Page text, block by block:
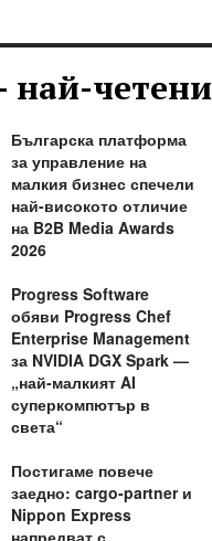
най-четени
Българска платформа
за управление на
малкия бизнес спечели
най-високото отличие
на B2B Media Awards
2026
Progress Software
обяви Progress Chef
Enterprise Management
за NVIDIA DGX Spark —
„най-малкият AI
суперкомпютър в
света“
Постигаме повече
заедно: cargo-partner и
Nippon Express
напредват с